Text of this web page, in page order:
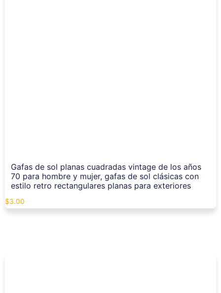
Gafas de sol planas cuadradas vintage de los años
70 para hombre y mujer, gafas de sol clásicas con
estilo retro rectangulares planas para exteriores
$3.00